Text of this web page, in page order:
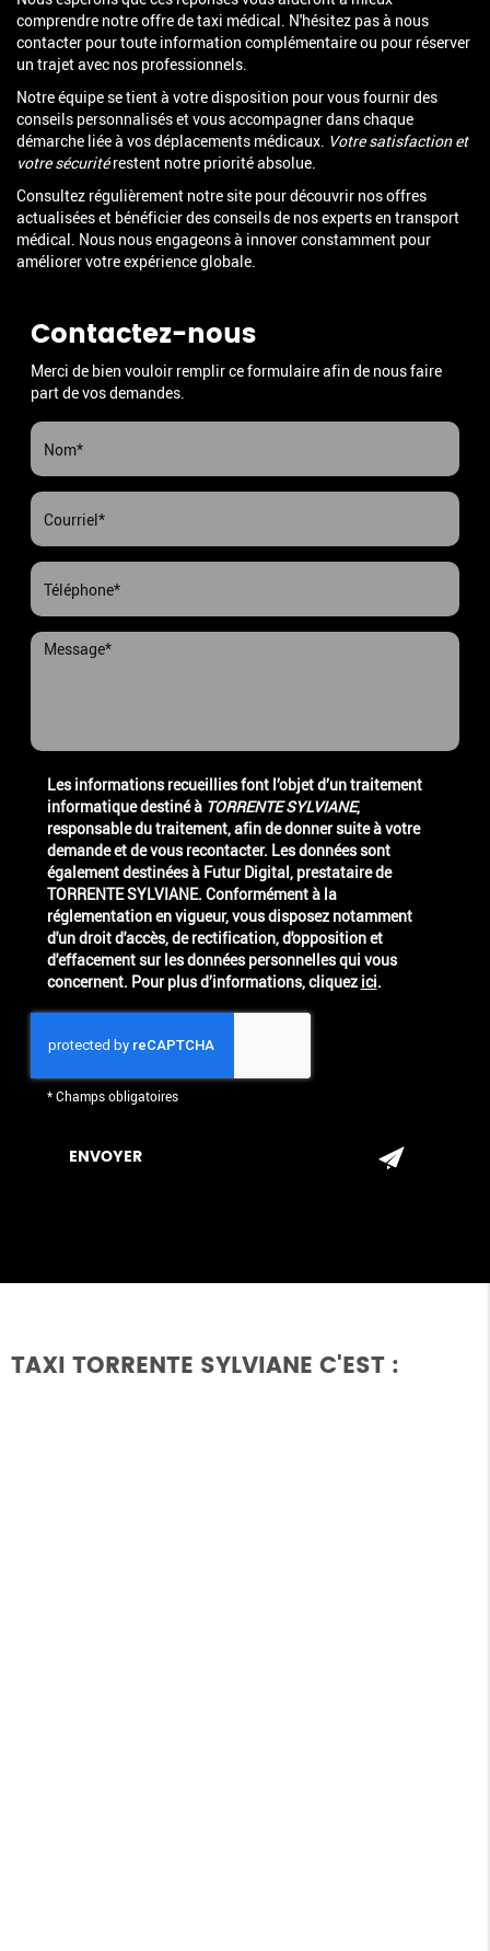
comprendre notre offre de taxi médical. N'hésitez pas à nous
contacter pour toute information complémentaire ou pour réserver
un trajet avec nos professionnels.
Notre équipe se tient à votre disposition pour vous fournir des
conseils personnalisés et vous accompagner dans chaque
démarche liée à vos déplacements médicaux. Votre satisfaction et
votre sécuritérestent notre priorité absolue.
Consultez régulièrement notre site pour découvrir nos offres
actualisées et bénéficier des conseils de nos experts en transport
médical. Nous nous engageons à innover constamment pour
améliorer votre expérience globale.
Contactez-nous
Merci de bien vouloir remplir ce formulaire afin de nous faire
part de vos demandes.
Les informations recueillies font l’objet d’un traitement
informatique destiné à
TORRENTE SYLVIANE,
responsable du traitement, afin de donner suite à votre
demande et de vous recontacter. Les données sont
également destinées à Futur Digital, prestataire de
TORRENTE SYLVIANE. Conformément à la
réglementation en vigueur, vous disposez notamment
d'un droit d'accès, de rectification, d'opposition et
d'effacement sur les données personnelles qui vous
concernent. Pour plus d’informations, cliquez ici.
*Champs obligatoires
TAXI TORRENTE SYLVIANE C'EST :